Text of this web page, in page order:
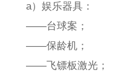
a）娱乐器具：
——台球案；
——保龄机；
——飞镖板激光；